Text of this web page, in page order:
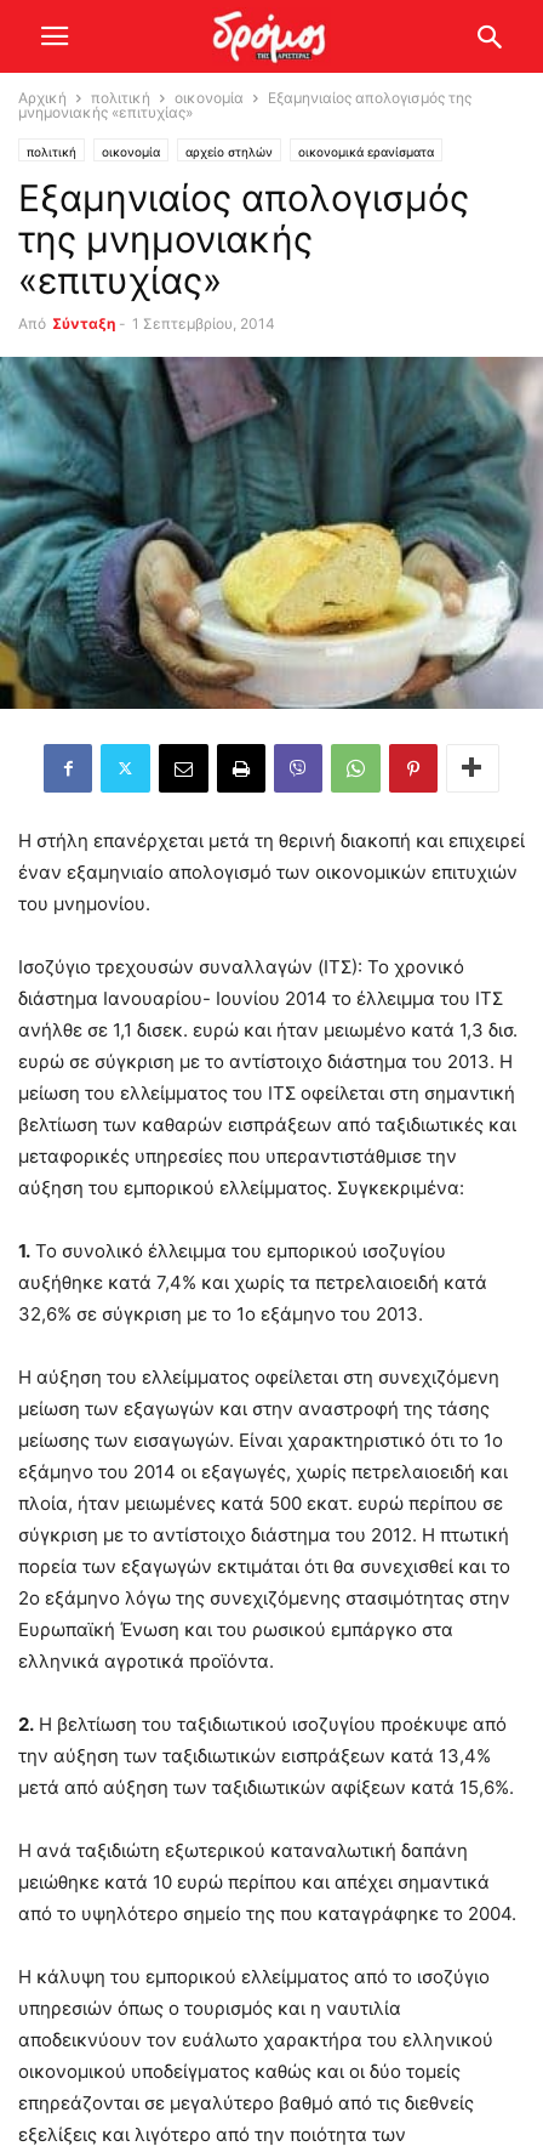
Αρχική πολιτική οικονομία
Eξαμηνιαίος απολογισμός της
μνημονιακής «επιτυχίας»
πολιτική οικονομία αρχείο στηλών οικονομικά ερανίσματα
Eξαμηνιαίος απολογισμός
της μνημονιακής
«επιτυχίας»
Από Σύνταξη - 1 Σεπτεμβρίου, 2014
Η στήλη επανέρχεται μετά τη θερινή διακοπή και επιχειρεί
έναν εξαμηνιαίο απολογισμό των οικονομικών επιτυχιών
του μνημονίου.
Ισοζύγιο τρεχουσών συναλλαγών (ΙΤΣ): Το χρονικό
διάστημα Ιανουαρίου- Ιουνίου 2014 το έλλειμμα του ΙΤΣ
ανήλθε σε 1,1 δισεκ. ευρώ και ήταν μειωμένο κατά 1,3 δισ.
ευρώ σε σύγκριση με το αντίστοιχο διάστημα του 2013. Η
μείωση του ελλείμματος του ΙΤΣ οφείλεται στη σημαντική
βελτίωση των καθαρών εισπράξεων από ταξιδιωτικές και
μεταφορικές υπηρεσίες που υπεραντιστάθμισε την
αύξηση του εμπορικού ελλείμματος. Συγκεκριμένα:
1. Το συνολικό έλλειμμα του εμπορικού ισοζυγίου
αυξήθηκε κατά 7,4% και χωρίς τα πετρελαιοειδή κατά
32,6% σε σύγκριση με το 1ο εξάμηνο του 2013.
Η αύξηση του ελλείμματος οφείλεται στη συνεχιζόμενη
μείωση των εξαγωγών και στην αναστροφή της τάσης
μείωσης των εισαγωγών. Είναι χαρακτηριστικό ότι το 1ο
εξάμηνο του 2014 οι εξαγωγές, χωρίς πετρελαιοειδή και
πλοία, ήταν μειωμένες κατά 500 εκατ. ευρώ περίπου σε
σύγκριση με το αντίστοιχο διάστημα του 2012. Η πτωτική
πορεία των εξαγωγών εκτιμάται ότι θα συνεχισθεί και το
2ο εξάμηνο λόγω της συνεχιζόμενης στασιμότητας στην
Ευρωπαϊκή Ένωση και του ρωσικού εμπάργκο στα
ελληνικά αγροτικά προϊόντα.
2. Η βελτίωση του ταξιδιωτικού ισοζυγίου προέκυψε από
την αύξηση των ταξιδιωτικών εισπράξεων κατά 13,4%
μετά από αύξηση των ταξιδιωτικών αφίξεων κατά 15,6%.
Η ανά ταξιδιώτη εξωτερικού καταναλωτική δαπάνη
μειώθηκε κατά 10 ευρώ περίπου και απέχει σημαντικά
από το υψηλότερο σημείο της που καταγράφηκε το 2004.
Η κάλυψη του εμπορικού ελλείμματος από το ισοζύγιο
υπηρεσιών όπως ο τουρισμός και η ναυτιλία
αποδεικνύουν τον ευάλωτο χαρακτήρα του ελληνικού
οικονομικού υποδείγματος καθώς και οι δύο τομείς
επηρεάζονται σε μεγαλύτερο βαθμό από τις διεθνείς
εξελίξεις και λιγότερο από την ποιότητα των